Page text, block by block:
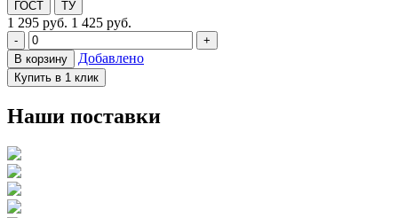
ГОСТ ТУ
1 295 руб. 1 425 руб.
-
+
В корзину
Добавлено
Купить в 1 клик
Наши поставки